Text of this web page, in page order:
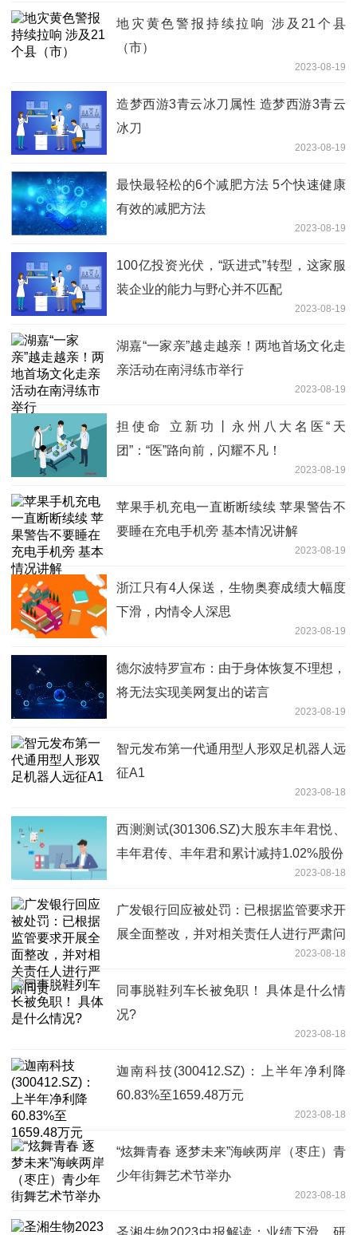
地灾黄色警报持续拉响 涉及21个县
（市）
2023-08-19
造梦西游3青云冰刀属性 造梦西游3青云
冰刀
2023-08-19
最快最轻松的6个减肥方法 5个快速健康
有效的减肥方法
2023-08-19
100亿投资光伏，“跃进式”转型，这家服
装企业的能力与野心并不匹配
2023-08-19
湖嘉“一家亲”越走越亲！两地首场文化走
亲活动在南浔练市举行
2023-08-19
担使命 立新功丨永州八大名医“天
团”：“医”路向前，闪耀不凡！
2023-08-19
苹果手机充电一直断断续续 苹果警告不
要睡在充电手机旁 基本情况讲解
2023-08-19
浙江只有4人保送，生物奥赛成绩大幅度
下滑，内情令人深思
2023-08-19
德尔波特罗宣布：由于身体恢复不理想，
将无法实现美网复出的诺言
2023-08-19
智元发布第一代通用型人形双足机器人远
征A1
2023-08-18
西测测试(301306.SZ)大股东丰年君悦、
丰年君传、丰年君和累计减持1.02%股份
2023-08-18
广发银行回应被处罚：已根据监管要求开
展全面整改，并对相关责任人进行严肃问
2023-08-18
同事脱鞋列车长被免职！ 具体是什么情
况?
2023-08-18
迦南科技(300412.SZ)：上半年净利降
60.83%至1659.48万元
2023-08-18
“炫舞青春 逐梦未来”海峡两岸（枣庄）青
少年街舞艺术节举办
2023-08-18
圣湘生物2023中报解读：业绩下滑，研